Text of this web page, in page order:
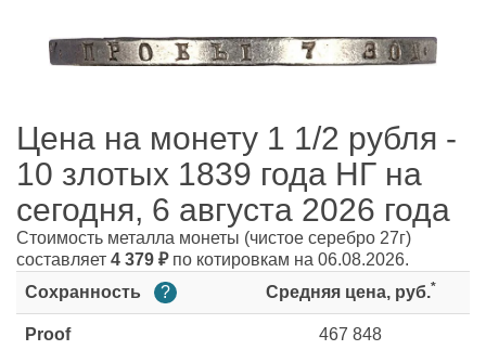
Цена на монету 1 1/2 рубля -
10 злотых 1839 года НГ на
сегодня, 6 августа 2026 года
Стоимость металла монеты (чистое серебро 27г)
составляет 4 379 ₽по котировкам на 06.08.2026.
Сохранность
? Средняя цена, руб.*
Proof 467 848